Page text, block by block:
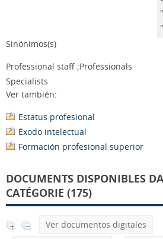
Sinónimos(s)
Professional staff ;Professionals
Specialists
Ver también:
Estatus profesional
Éxodo intelectual
Formación profesional superior
DOCUMENTS DISPONIBLES
CATÉGORIE (175)
Ver documentos digitales